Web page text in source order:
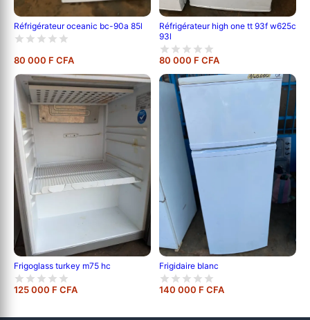
Réfrigérateur oceanic bc-90a 85l
80 000 F CFA
Réfrigérateur high one tt 93f w625c
93l
80 000 F CFA
Frigoglass turkey m75 hc
125 000 F CFA
Frigidaire blanc
140 000 F CFA